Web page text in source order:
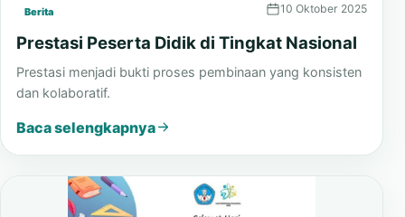
Berita 10 Oktober 2025
Prestasi Peserta Didik di Tingkat Nasional
Prestasi menjadi bukti proses pembinaan yang konsisten
dan kolaboratif.
Baca selengkapnya